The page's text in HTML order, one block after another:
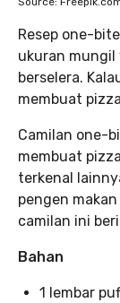
Resep one-
ukuran mungil
berselera.
membuat
Camilan one-
membuat
terkenal
pengen
camilan ini
Bahan
1 lembar